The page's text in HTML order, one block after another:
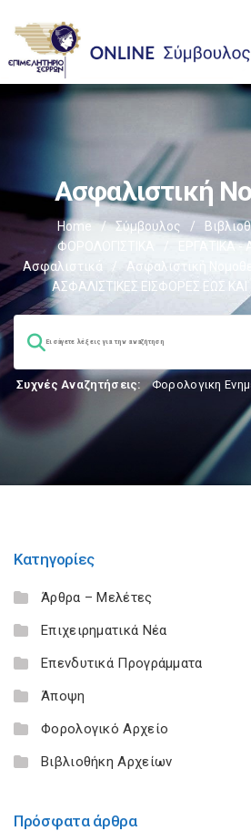
Ασφαλιστική
Home / Σύμβουλος /
ΦΟΡΟΛΟΓΙΣΤΙΚΑ
ΕΡΓΑΤΙΚΑ -
Ασφαλιστικά
/ Ασφαλιστική
ΑΣΦΑΛΙΣΤΙΚΕΣ ΕΙΣΦΟΡΕΣ ΕΩΣ
Συχνές Αναζητήσεις: Φορολογικη
Κατηγορίες
Άρθρα – Μελέτες
Επιχειρηματικά Νέα
Επενδυτικά Προγράμματα
Άποψη
Φορολογικό Αρχείο
Βιβλιοθήκη Αρχείων
Πρόσφατα άρθρα